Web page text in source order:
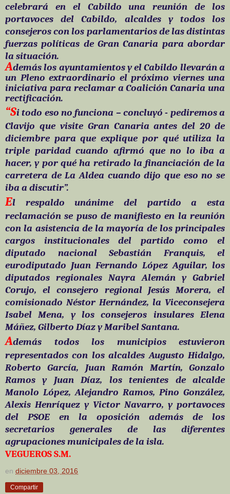
celebrará en el Cabildo una reunión de los
portavoces del Cabildo, alcaldes y todos los
consejeros con los parlamentarios de las distintas
fuerzas políticas de Gran Canaria para abordar
la situación.
Además los ayuntamientos y el Cabildo llevarán a
un Pleno extraordinario el próximo viernes una
iniciativa para reclamar a Coalición Canaria una
rectificación.
“Si todo eso no funciona – concluyó - pediremos a
Clavijo que visite Gran Canaria antes del 20 de
diciembre para que explique por qué utiliza la
triple paridad cuando afirmó que no lo iba a
hacer, y por qué ha retirado la financiación de la
carretera de La Aldea cuando dijo que eso no se
iba a discutir”.
El respaldo unánime del partido a esta
reclamación se puso de manifiesto en la reunión
con la asistencia de la mayoría de los principales
cargos institucionales del partido como el
diputado nacional Sebastián Franquis, el
eurodiputado Juan Fernando López Aguilar, los
diputados regionales Nayra Alemán y Gabriel
Corujo, el consejero regional Jesús Morera, el
comisionado Néstor Hernández, la Viceconsejera
Isabel Mena, y los consejeros insulares Elena
Máñez, Gilberto Díaz y Maribel Santana.
Además todos los municipios estuvieron
representados con los alcaldes Augusto Hidalgo,
Roberto García, Juan Ramón Martín, Gonzalo
Ramos y Juan Díaz, los tenientes de alcalde
Manolo López, Alejandro Ramos, Pino González,
Alexis Henríquez y Victor Navarro, y portavoces
del PSOE en la oposición además de los
secretarios generales de las diferentes
agrupaciones municipales de la isla.
VEGUEROS S.M.
en diciembre 03, 2016
Compartir